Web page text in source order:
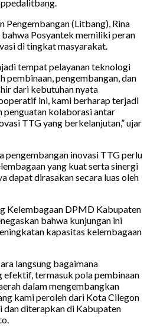
Pengembangan (Litbang), Rina
Posyantek memiliki peran
di tingkat masyarakat.
tempat pelayanan teknologi
pembinaan, pengembangan, dan
dari kebutuhan nyata
ini, kami berharap terjadi
penguatan kolaborasi antar
TTG yang berkelanjutan,” ujar
pengembangan inovasi TTG perlu
yang kuat serta sinergi
dapat dirasakan secara luas oleh
Kelembagaan DPMD Kabupaten
bahwa kunjungan ini
kapasitas kelembagaan
langsung bagaimana
efektif, termasuk pola pembinaan
dalam mengembangkan
kami peroleh dari Kota Cilegon
diterapkan di Kabupaten